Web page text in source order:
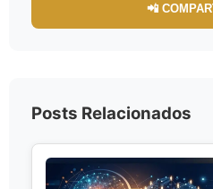
📲
Posts Relacionados